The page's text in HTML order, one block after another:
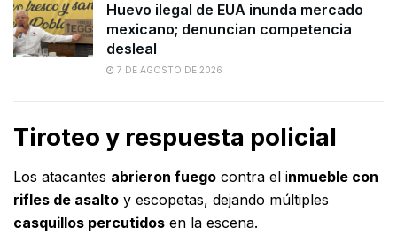
Huevo ilegal de EUA inunda mercado
mexicano; denuncian competencia
desleal
7 DE AGOSTO DE 2026
Tiroteo y respuesta policial
Los atacantes abrieron fuego contra el inmueble con
rifles de asalto y escopetas, dejando múltiples
casquillos percutidos en la escena.